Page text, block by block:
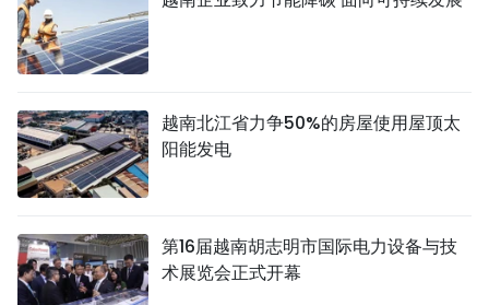
ENGLISH
越南北江省力争50%的房屋使用屋顶太
阳能发电
第16届越南胡志明市国际电力设备与技
术展览会正式开幕